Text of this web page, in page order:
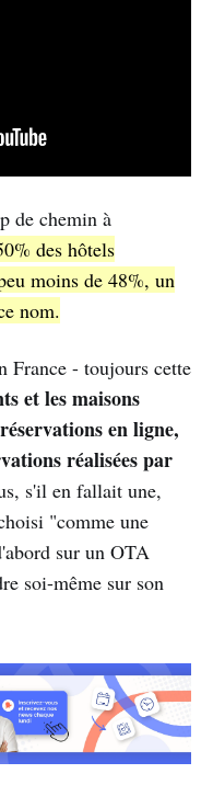
de chemin à
des hôtels
moins de 48%, un
nom.
France - toujours cette
et les maisons
en ligne,
réalisées par
s'il en fallait une,
"comme une
sur un OTA
soi-même sur son